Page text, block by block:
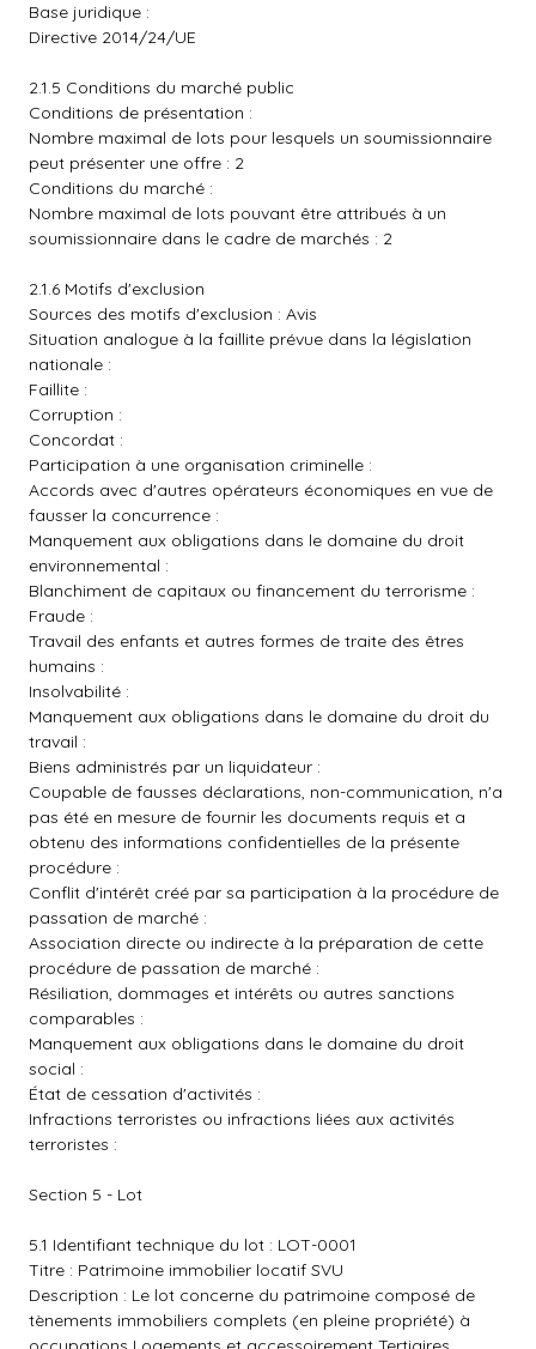
Base juridique :
Directive 2014/24/UE
2.1.5 Conditions du marché public
Conditions de présentation :
Nombre maximal de lots pour lesquels un soumissionnaire
peut présenter une offre : 2
Conditions du marché :
Nombre maximal de lots pouvant être attribués à un
soumissionnaire dans le cadre de marchés : 2
2.1.6 Motifs d'exclusion
Sources des motifs d'exclusion : Avis
Situation analogue à la faillite prévue dans la législation
nationale :
Faillite :
Corruption :
Concordat :
Participation à une organisation criminelle :
Accords avec d'autres opérateurs économiques en vue de
fausser la concurrence :
Manquement aux obligations dans le domaine du droit
environnemental :
Blanchiment de capitaux ou financement du terrorisme :
Fraude :
Travail des enfants et autres formes de traite des êtres
humains :
Insolvabilité :
Manquement aux obligations dans le domaine du droit du
travail :
Biens administrés par un liquidateur :
Coupable de fausses déclarations, non-communication, n'a
pas été en mesure de fournir les documents requis et a
obtenu des informations confidentielles de la présente
procédure :
Conflit d'intérêt créé par sa participation à la procédure de
passation de marché :
Association directe ou indirecte à la préparation de cette
procédure de passation de marché :
Résiliation, dommages et intérêts ou autres sanctions
comparables :
Manquement aux obligations dans le domaine du droit
social :
État de cessation d'activités :
Infractions terroristes ou infractions liées aux activités
terroristes :
Section 5 - Lot
5.1 Identifiant technique du lot : LOT-0001
Titre : Patrimoine immobilier locatif SVU
Description : Le lot concerne du patrimoine composé de
tènements immobiliers complets (en pleine propriété) à